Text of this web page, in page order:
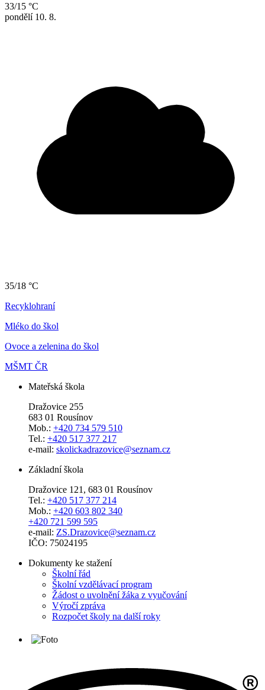
33/15 °C
pondělí 10. 8.
35/18 °C
Recyklohraní
Mléko do škol
Ovoce a zelenina do škol
MŠMT ČR
Mateřská škola
Dražovice 255
683 01 Rousínov
Mob.: +420 734 579 510
Tel.: +420 517 377 217
e-mail: skolickadrazovice@seznam.cz
Základní škola
Dražovice 121, 683 01 Rousínov
Tel.: +420 517 377 214
Mob.: +420 603 802 340
+420 721 599 595
e-mail: ZS.Drazovice@seznam.cz
IČO: 75024195
Dokumenty ke stažení
Školní řád
Školní vzdělávací program
Žádost o uvolnění žáka z vyučování
Výročí zpráva
Rozpočet školy na další roky